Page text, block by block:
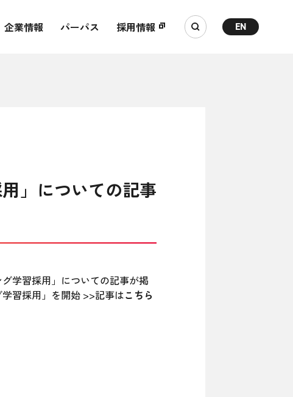
企業情報 パーパス 採用情報 EN
」についての記事
学習採用」についての記事が掲
習採用」を開始 >>記事はこちら